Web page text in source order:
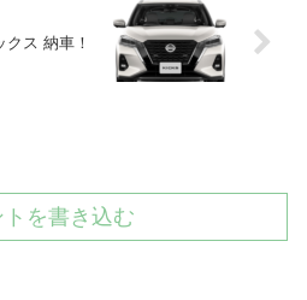
クス 納車！
トを書き込む